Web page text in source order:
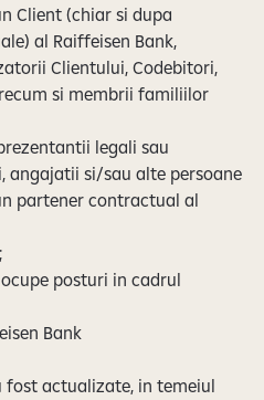
Client (chiar si dupa
al Raiffeisen Bank,
Clientului, Codebitori,
si membrii familiilor
legali sau
angajatii si/sau alte persoane
partener contractual al
posturi in cadrul
Bank
fost actualizate, in temeiul